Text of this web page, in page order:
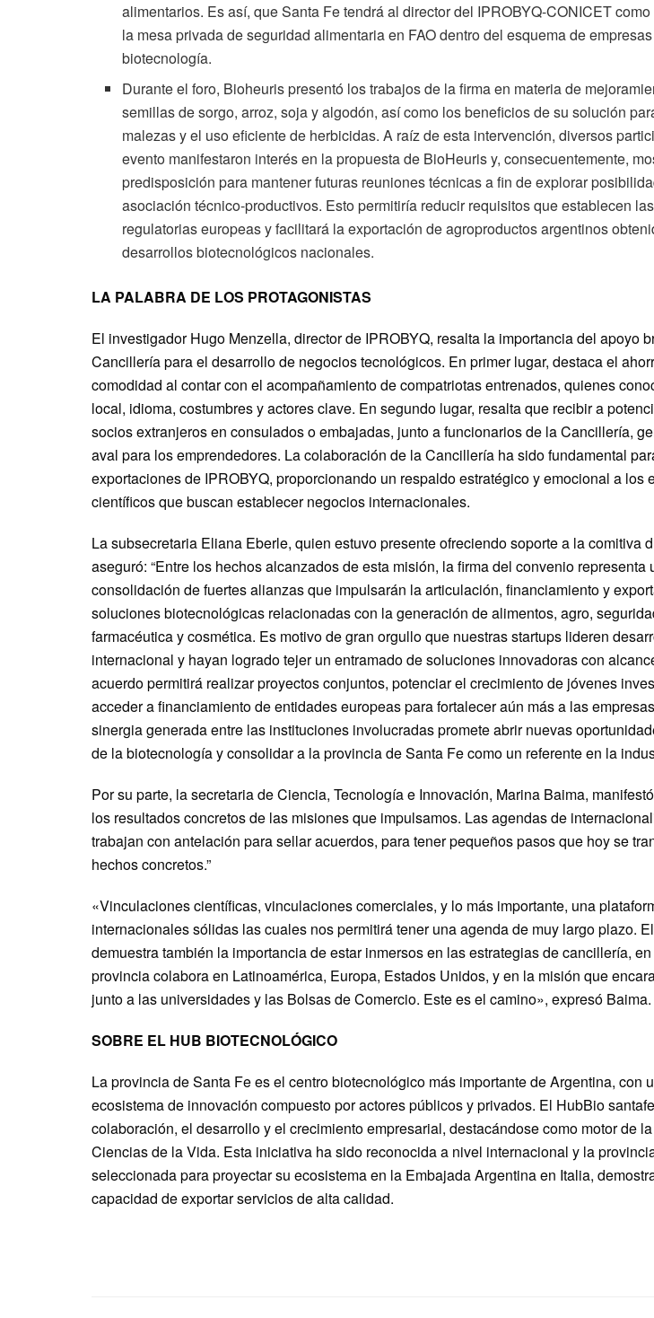
alimentarios. Es así, que Santa Fe tendrá al director del IPROBYQ-CONICET
la mesa privada de seguridad alimentaria en FAO dentro del esquema de
biotecnología.
Durante el foro, Bioheuris presentó los trabajos de la firma en materia de
semillas de sorgo, arroz, soja y algodón, así como los beneficios de su solución
malezas y el uso eficiente de herbicidas. A raíz de esta intervención, diversos
evento manifestaron interés en la propuesta de BioHeuris y, consecuentemente,
predisposición para mantener futuras reuniones técnicas a fin de explorar
asociación técnico-productivos. Esto permitiría reducir requisitos que establecen
regulatorias europeas y facilitará la exportación de agroproductos argentinos
desarrollos biotecnológicos nacionales.
LA PALABRA DE LOS PROTAGONISTAS
El investigador Hugo Menzella, director de IPROBYQ, resalta la importancia del apoyo
Cancillería para el desarrollo de negocios tecnológicos. En primer lugar, destaca el
comodidad al contar con el acompañamiento de compatriotas entrenados, quienes
local, idioma, costumbres y actores clave. En segundo lugar, resalta que recibir a
socios extranjeros en consulados o embajadas, junto a funcionarios de la Cancillería,
aval para los emprendedores. La colaboración de la Cancillería ha sido fundamental
exportaciones de IPROBYQ, proporcionando un respaldo estratégico y emocional a los
científicos que buscan establecer negocios internacionales.
La subsecretaria Eliana Eberle, quien estuvo presente ofreciendo soporte a la comitiva
aseguró: “Entre los hechos alcanzados de esta misión, la firma del convenio representa
consolidación de fuertes alianzas que impulsarán la articulación, financiamiento y
soluciones biotecnológicas relacionadas con la generación de alimentos, agro,
farmacéutica y cosmética. Es motivo de gran orgullo que nuestras startups lideren
internacional y hayan logrado tejer un entramado de soluciones innovadoras con
acuerdo permitirá realizar proyectos conjuntos, potenciar el crecimiento de jóvenes
acceder a financiamiento de entidades europeas para fortalecer aún más a las
sinergia generada entre las instituciones involucradas promete abrir nuevas
de la biotecnología y consolidar a la provincia de Santa Fe como un referente en la
Por su parte, la secretaria de Ciencia, Tecnología e Innovación, Marina Baima,
los resultados concretos de las misiones que impulsamos. Las agendas de
trabajan con antelación para sellar acuerdos, para tener pequeños pasos que hoy se
hechos concretos.”
«Vinculaciones científicas, vinculaciones comerciales, y lo más importante, una
internacionales sólidas las cuales nos permitirá tener una agenda de muy largo plazo.
demuestra también la importancia de estar inmersos en las estrategias de cancillería,
provincia colabora en Latinoamérica, Europa, Estados Unidos, y en la misión que
junto a las universidades y las Bolsas de Comercio. Este es el camino», expresó Baima.
SOBRE EL HUB BIOTECNOLÓGICO
La provincia de Santa Fe es el centro biotecnológico más importante de Argentina, con
ecosistema de innovación compuesto por actores públicos y privados. El HubBio
colaboración, el desarrollo y el crecimiento empresarial, destacándose como motor de
Ciencias de la Vida. Esta iniciativa ha sido reconocida a nivel internacional y la
seleccionada para proyectar su ecosistema en la Embajada Argentina en Italia,
capacidad de exportar servicios de alta calidad.